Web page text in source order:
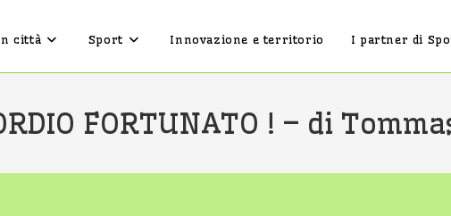
città Sport Innovazione e territorio I partner di
FORTUNATO ! – di